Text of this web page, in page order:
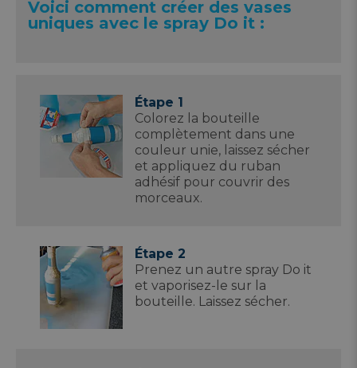
Voici comment créer des vases
uniques avec le spray Do it :
Étape 1
Colorez la bouteille
complètement dans une
couleur unie, laissez sécher
et appliquez du ruban
adhésif pour couvrir des
morceaux.
Étape 2
Prenez un autre spray Do it
et vaporisez-le sur la
bouteille. Laissez sécher.